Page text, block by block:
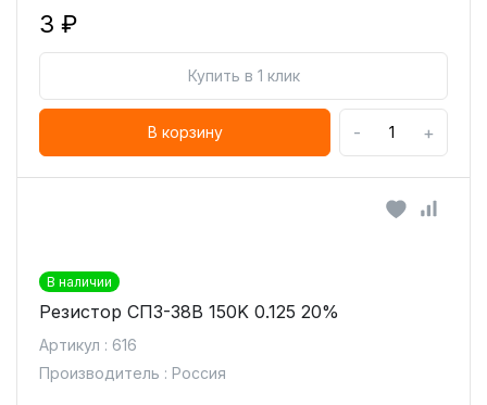
3 ₽
Купить в 1 клик
В корзину - +
В наличии
Резистор СП3-38В 150K 0.125 20%
Артикул : 616
Производитель : Россия